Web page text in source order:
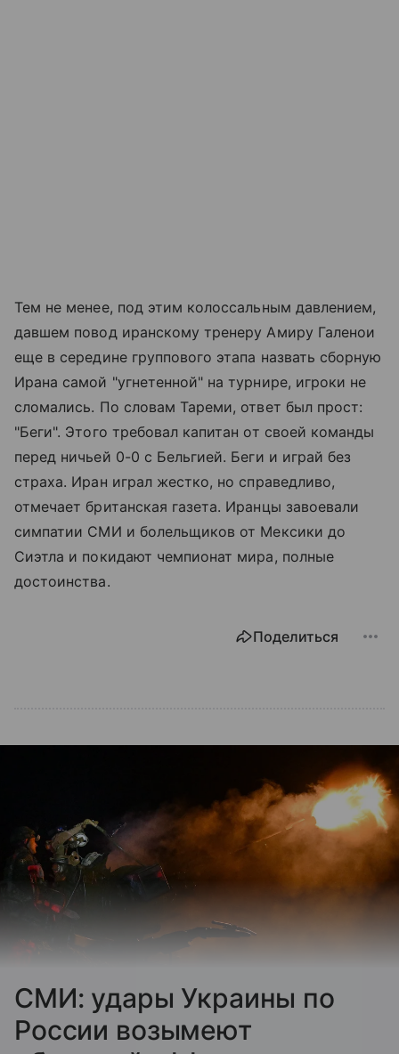
Тем не менее, под этим колоссальным давлением,
давшем повод иранскому тренеру Амиру Галенои
еще в середине группового этапа назвать сборную
Ирана самой "угнетенной" на турнире, игроки не
сломались. По словам Тареми, ответ был прост:
"Беги". Этого требовал капитан от своей команды
перед ничьей 0-0 с Бельгией. Беги и играй без
страха. Иран играл жестко, но справедливо,
отмечает британская газета. Иранцы завоевали
симпатии СМИ и болельщиков от Мексики до
Сиэтла и покидают чемпионат мира, полные
достоинства.
Поделиться
СМИ: удары Украины по
России возымеют